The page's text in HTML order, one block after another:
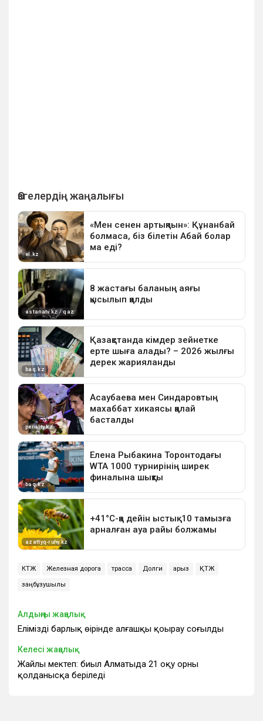
КТЖ Железная дорога трасса Долги қарыз ҚТЖ
заңбұзушылық
Алдыңғы жаңалық
Еліміздің барлық өңірінде алғашқы қоңырау соғылды
Келесі жаңалық
Жайлы мектеп: биыл Алматыда 21 оқу орны
қолданысқа беріледі